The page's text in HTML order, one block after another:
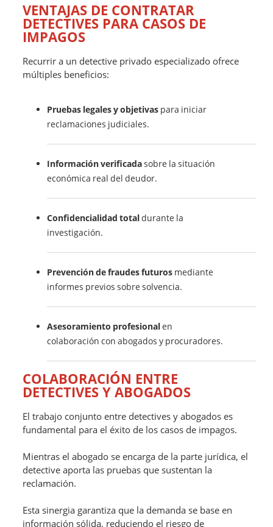
VENTAJAS DE CONTRATAR
DETECTIVES PARA CASOS DE
IMPAGOS
Recurrir a un detective privado especializado ofrece
múltiples beneficios:
Pruebas legales y objetivas para iniciar
reclamaciones judiciales.
Información verificadasobre la situación
económica real del deudor.
Confidencialidad totaldurante la
investigación.
Prevención de fraudes futuros mediante
informes previos sobre solvencia.
Asesoramiento profesionalen
colaboración con abogados y procuradores.
COLABORACIÓN ENTRE
DETECTIVES Y ABOGADOS
El trabajo conjunto entre detectives y abogados es
fundamental para el éxito de los casos de impagos.
Mientras el abogado se encarga de la parte jurídica, el
detective aporta las pruebas que sustentan la
reclamación.
Esta sinergia garantiza que la demanda se base en
información sólida, reduciendo el riesgo de